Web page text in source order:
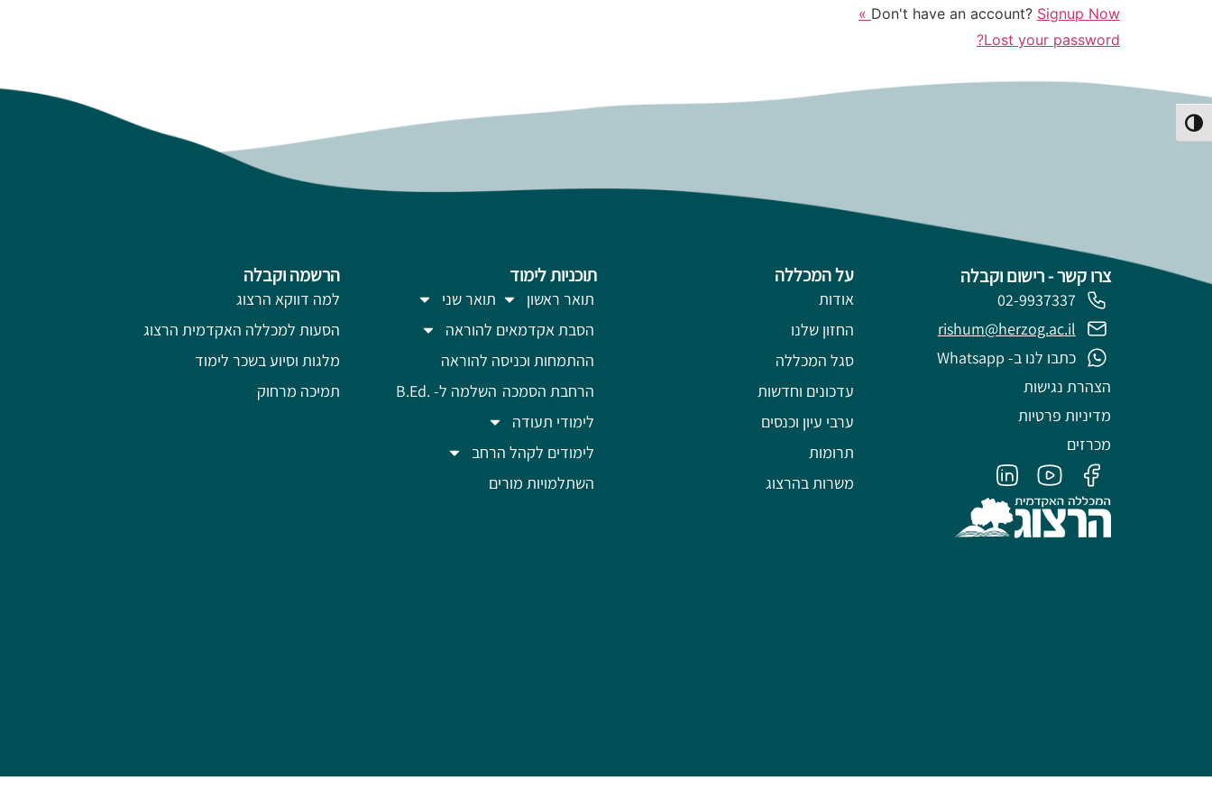
הפעל/כבה ניגודיות גבוהה
Don't have an account? Signup Now »
Lost your password?
צרו קשר - רישום וקבלה
02-9937337
rishum@herzog.ac.il
כתבו לנו ב- Whatsapp
הצהרת נגישות
מדיניות פרטיות
מכרזים
על המכללה
אודות
החזון שלנו
סגל המכללה
עדכונים וחדשות
ערבי עיון וכנסים
תרומות
משרות בהרצוג
תוכניות לימוד
תואר ראשון
תואר שני
הסבת אקדמאים להוראה
ההתמחות וכניסה להוראה
הרחבת הסמכה השלמה ל- .B.Ed
לימודי תעודה
לימודים לקהל הרחב
השתלמויות מורים
הרשמה וקבלה
למה דווקא הרצוג
הסעות למכללה האקדמית הרצוג
מלגות וסיוע בשכר לימוד
תמיכה מרחוק